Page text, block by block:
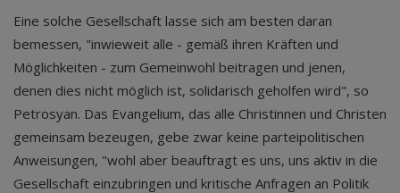
Eine solche Gesellschaft lasse sich am besten daran
bemessen, "inwieweit alle - gemäß ihren Kräften und
Möglichkeiten - zum Gemeinwohl beitragen und jenen,
denen dies nicht möglich ist, solidarisch geholfen wird", so
Petrosyan. Das Evangelium, das alle Christinnen und Christen
gemeinsam bezeugen, gebe zwar keine parteipolitischen
Anweisungen, "wohl aber beauftragt es uns, uns aktiv in die
Gesellschaft einzubringen und kritische Anfragen an Politik